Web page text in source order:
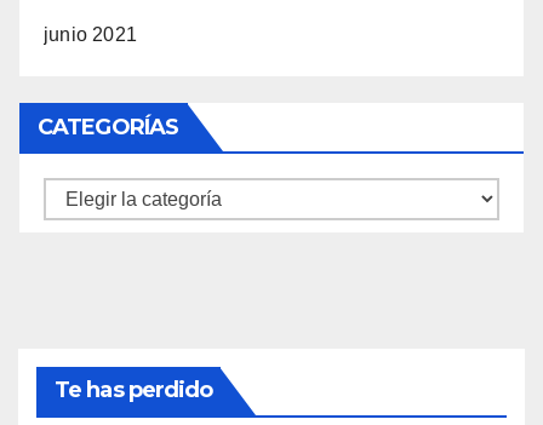
junio 2021
CATEGORÍAS
Categorías
Te has perdido